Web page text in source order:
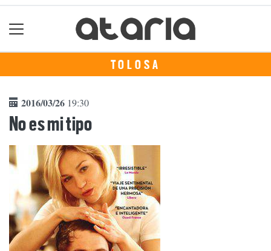
TOLOSA
2016/03/26 19:30
No es mi tipo